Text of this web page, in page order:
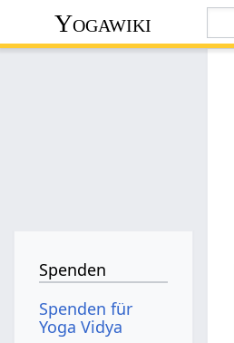
Yogawiki
Spenden
Spenden für
Yoga Vidya